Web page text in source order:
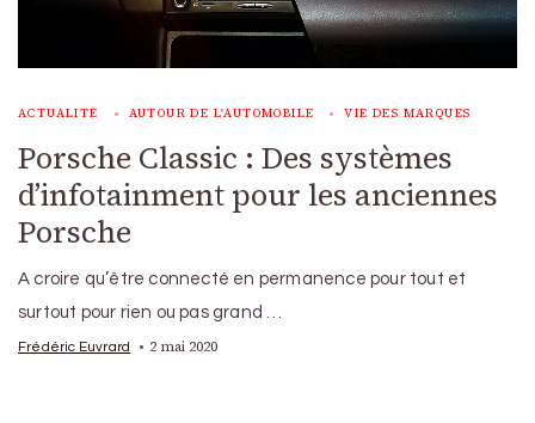
ACTUALITÉ AUTOUR DE L'AUTOMOBILE VIE DES MARQUES
Porsche Classic : Des systèmes
d’infotainment pour les anciennes
Porsche
A croire qu’être connecté en permanence pour tout et
surtout pour rien ou pas grand …
Frédéric Euvrard 2 mai 2020